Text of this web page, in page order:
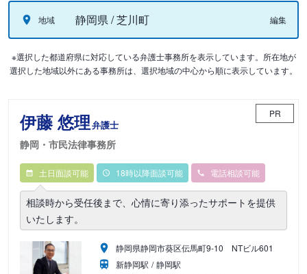
地域 静岡県 / 芝川町 編集
※選択した都道府県に対応している弁護士事務所を表示しています。所在地が
選択した地域以外にある事務所は、選択地域の中心から順に表示しています。
伊藤 悠理弁護士
静岡・市民法律事務所
PR
土日面談可能 18時以降面談可能 電話相談可能
相談時から受任後まで、心情に寄り添ったサポートを提供
いたします。
静岡県静岡市葵区伝馬町9‐10 NTビル601
新静岡駅
静岡駅